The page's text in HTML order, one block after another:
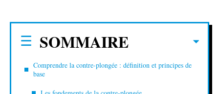
SOMMAIRE
Comprendre la contre-plongée : définition et principes de
base